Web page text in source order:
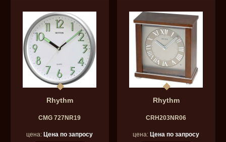
Rhythm
CMG 727NR19
цена:Цена по запросу
Rhythm
CRH203NR06
цена:Цена по запросу